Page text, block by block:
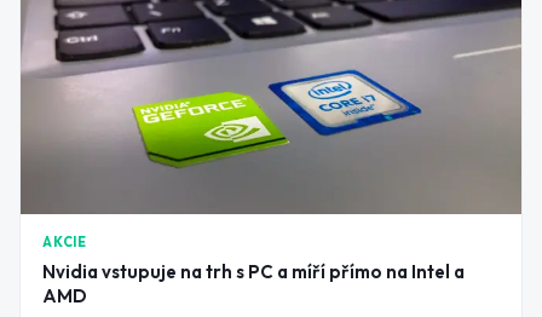
AKCIE
Nvidia vstupuje na trh s PC a míří přímo na Intel a
AMD